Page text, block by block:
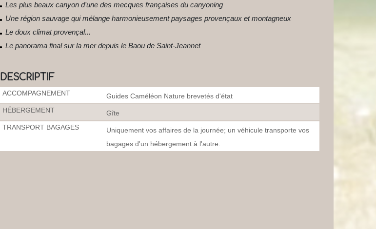
Les plus beaux canyon d'une des mecques françaises du canyoning
Une région sauvage qui mélange harmonieusement paysages provençaux et montagneux
Le doux climat provençal...
Le panorama final sur la mer depuis le Baou de Saint-Jeannet
DESCRIPTIF
ACCOMPAGNEMENT
Guides Caméléon Nature brevetés d'état
HÉBERGEMENT
Gîte
TRANSPORT BAGAGES
Uniquement vos affaires de la journée; un véhicule transporte vos
bagages d'un hébergement à l'autre.